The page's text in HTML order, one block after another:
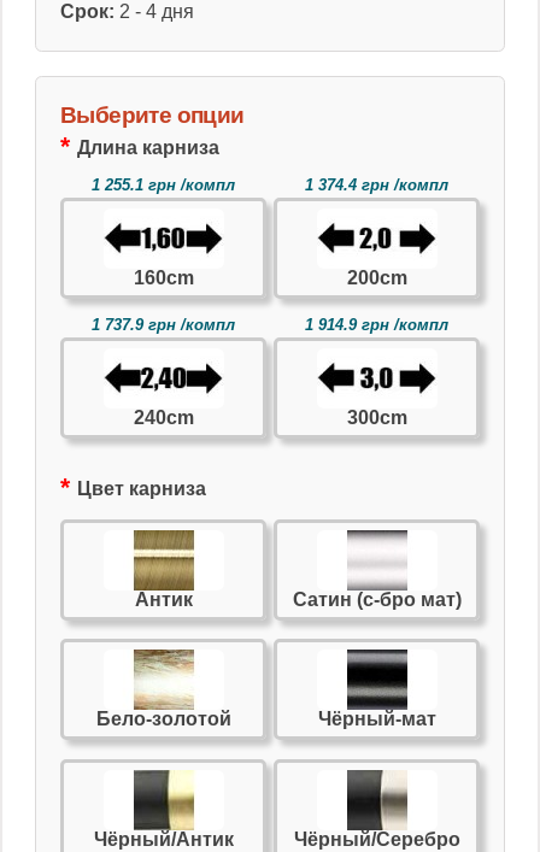
Срок: 2 - 4 дня
Выберите опции
Длина карниза
1 255.1 грн /компл
160cm
1 374.4 грн /компл
200cm
1 737.9 грн /компл
240cm
1 914.9 грн /компл
300cm
Цвет карниза
Антик Сатин (с-бро мат)
Бело-золотой Чёрный-мат
Чёрный/Антик Чёрный/Серебро